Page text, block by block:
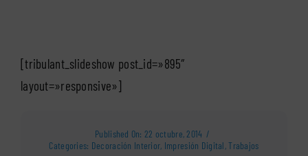
[tribulant_slideshow post_id=»895″
layout=»responsive»]
Published On: 22 octubre, 2014 /
Categories: Decoración Interior, Impresión Digital,Trabajos